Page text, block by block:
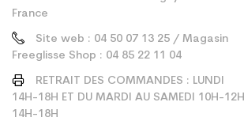
France
Site web : 04 50 07 13 25 / Magasin
Freeglisse Shop : 04 85 22 11 04
RETRAIT DES COMMANDES : LUNDI
14H-18H ET DU MARDI AU SAMEDI 10H-12H
14H-18H